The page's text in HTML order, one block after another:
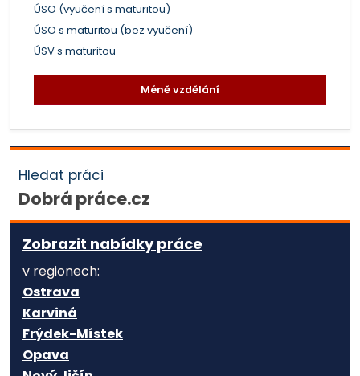
ÚSO (vyučení s maturitou)
ÚSO s maturitou (bez vyučení)
ÚSV s maturitou
Méně vzdělání
Hledat práci
Dobrá práce.cz
Zobrazit nabídky práce
v regionech:
Ostrava
Karviná
Frýdek-Místek
Opava